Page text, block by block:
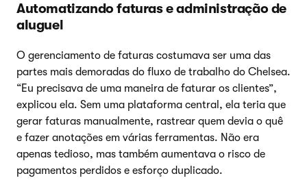
Automatizando faturas e administração de
aluguel
O gerenciamento de faturas costumava ser uma das
partes mais demoradas do fluxo de trabalho do Chelsea.
“Eu precisava de uma maneira de faturar os clientes”,
explicou ela. Sem uma plataforma central, ela teria que
gerar faturas manualmente, rastrear quem devia o quê
e fazer anotações em várias ferramentas. Não era
apenas tedioso, mas também aumentava o risco de
pagamentos perdidos e esforço duplicado.